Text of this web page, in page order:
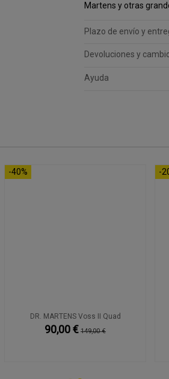
Martens y otras
Plazo de envío y
Devoluciones y
Ayuda
-40%
DR. MARTENS Voss II Quad
90,00 € 149,00 €
-